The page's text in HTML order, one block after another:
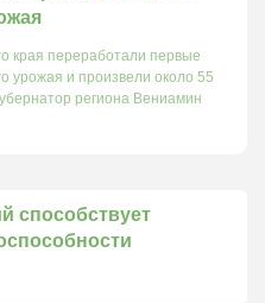
края переработали первые
урожая и произвели около 55
региона Вениамин
способствует